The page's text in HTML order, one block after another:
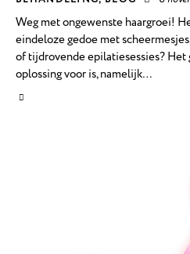
Weg met ongewenste haargroei!
eindeloze gedoe met
of tijdrovende epilatiesessies? Het
oplossing voor is, namelijk…